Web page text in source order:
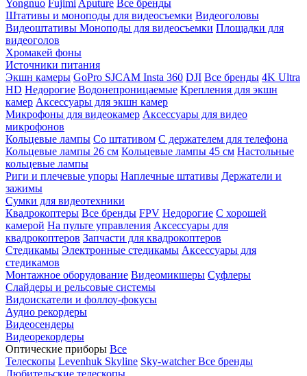
Yongnuo Fujimi Aputure Все бренды
Штативы и моноподы для видеосъемки Видеоголовы
Видеоштативы Моноподы для видеосъемки Площадки для
видеоголов
Хромакей фоны
Источники питания
Экшн камеры GoPro SJCAM Insta 360 DJI Все бренды 4K Ultra
HD Недорогие Водонепроницаемые Крепления для экшн
камер Аксессуары для экшн камер
Микрофоны для видеокамер Аксессуары для видео
микрофонов
Кольцевые лампы Со штативом C держателем для телефона
Кольцевые лампы 26 см Кольцевые лампы 45 см Настольные
кольцевые лампы
Риги и плечевые упоры Наплечные штативы Держатели и
зажимы
Сумки для видеотехники
Квадрокоптеры Все бренды FPV Недорогие С хорошей
камерой На пульте управления Аксессуары для
квадрокоптеров Запчасти для квадрокоптеров
Стедикамы Электронные стедикамы Аксессуары для
стедикамов
Монтажное оборудование Видеомикшеры Суфлеры
Слайдеры и рельсовые системы
Видоискатели и фоллоу-фокусы
Аудио рекордеры
Видеосендеры
Видеорекордеры
Оптические приборы Все
Телескопы Levenhuk Skyline Sky-watcherВсе бренды
Любительские телескопы